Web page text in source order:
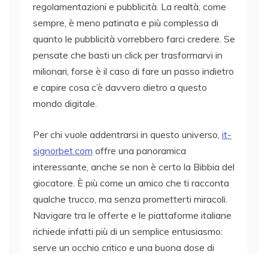
regolamentazioni e pubblicità. La realtà, come
sempre, è meno patinata e più complessa di
quanto le pubblicità vorrebbero farci credere. Se
pensate che basti un click per trasformarvi in
milionari, forse è il caso di fare un passo indietro
e capire cosa c’è davvero dietro a questo
mondo digitale.
Per chi vuole addentrarsi in questo universo, it-
signorbet.com offre una panoramica
interessante, anche se non è certo la Bibbia del
giocatore. È più come un amico che ti racconta
qualche trucco, ma senza prometterti miracoli.
Navigare tra le offerte e le piattaforme italiane
richiede infatti più di un semplice entusiasmo:
serve un occhio critico e una buona dose di